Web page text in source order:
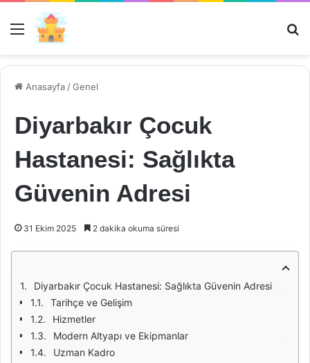
Menü
Anasayfa /Genel
Diyarbakır Çocuk
Hastanesi: Sağlıkta
Güvenin Adresi
31 Ekim 2025 2 dakika okuma süresi
Diyarbakır Çocuk Hastanesi: Sağlıkta Güvenin Adresi
Tarihçe ve Gelişim
Hizmetler
Modern Altyapı ve Ekipmanlar
Uzman Kadro